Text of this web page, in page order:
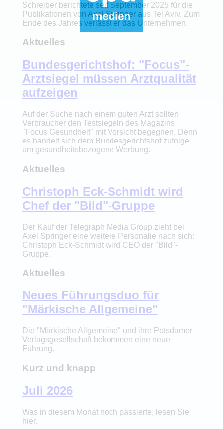
Schreiber berichtete seit September 2025 für die
Publikationen von Axel Springer aus Tel Aviv. Zum
Ende des Jahres verlässt er das Unternehmen.
Aktuelles
Bundesgerichtshof: "Focus"-
Arztsiegel müssen Arztqualität
aufzeigen
Auf der Suche nach einem guten Arzt sollten
Verbraucher den Testsiegeln des Magazins
"Focus Gesundheit" mit Vorsicht begegnen. Denn
es handelt sich dem Bundesgerichtshof zufolge
um gesundheitsbezogene Werbung.
Aktuelles
Christoph Eck-Schmidt wird
Chef der "Bild"-Gruppe
Der Kauf der Telegraph Media Group zieht bei
Axel Springer eine weitere Personalie nach sich:
Christoph Eck-Schmidt wird CEO der "Bild"-
Gruppe.
Aktuelles
Neues Führungsduo für
"Märkische Allgemeine"
Die "Märkische Allgemeine" und ihre Potsdamer
Verlagsgesellschaft bekommen eine neue
Führung.
Kurz und knapp
Juli 2026
Was in diesem Monat noch passierte, lesen Sie
hier.